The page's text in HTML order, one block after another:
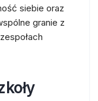
siebie oraz
granie z